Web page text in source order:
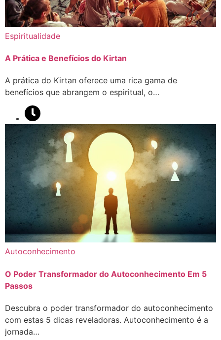
Espiritualidade
A Prática e Benefícios do Kirtan
A prática do Kirtan oferece uma rica gama de
benefícios que abrangem o espiritual, o…
Autoconhecimento
O Poder Transformador do Autoconhecimento Em 5
Passos
Descubra o poder transformador do autoconhecimento
com estas 5 dicas reveladoras. Autoconhecimento é a
jornada…